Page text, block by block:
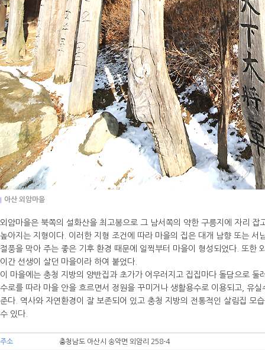
| 아산 외암마을
외암마을은 북쪽의 설화산을 최고봉으로 그 남서쪽의 약한 구릉지에 자리
높아지는 지형이다. 이러한 지형 조건에 따라 마을의 집은 대개 남향 또는 서
절풍을 막아 주는 좋은 기후 환경 때문에 일찍부터 마을이 형성되었다. 또한
이간 선생이 살던 마을이라 하여 붙었다.
이 마을에는 충청 지방의 양반집과 초가가 어우러지고 집집마다 돌담으로
수로를 따라 마을 안을 흐르면서 정원을 꾸미거나 생활용수로 이용되고, 유
준다. 역사와 자연환경이 잘 보존되어 있고 충청 지방의 전통적인 살림집 모
수 있다.
주소 충청남도 아산시 송악면 외암리 258-4